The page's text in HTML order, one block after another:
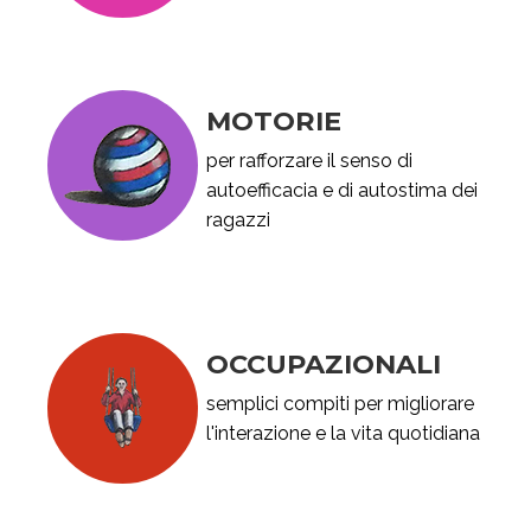
MOTORIE
per rafforzare il senso di
autoefficacia e di autostima dei
ragazzi
OCCUPAZIONALI
semplici compiti per migliorare
l'interazione e la vita quotidiana